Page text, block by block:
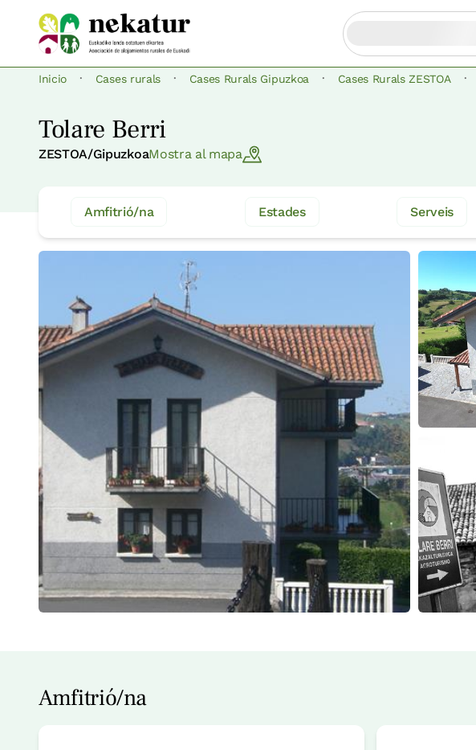
Inicio · Cases rurals · Cases Rurals Gipuzkoa · Cases Rurals ZESTOA ·
Tolare Berri
ZESTOA/GipuzkoaMostra al mapa
Amfitrió/na Estades Serveis
Amfitrió/na